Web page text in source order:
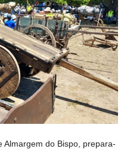
Almargem do Bispo, prepara-